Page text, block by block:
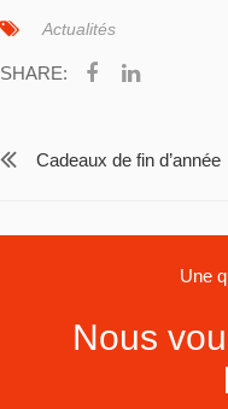
Actualités
SHARE:
Cadeaux de fin d’année
Une
Nous